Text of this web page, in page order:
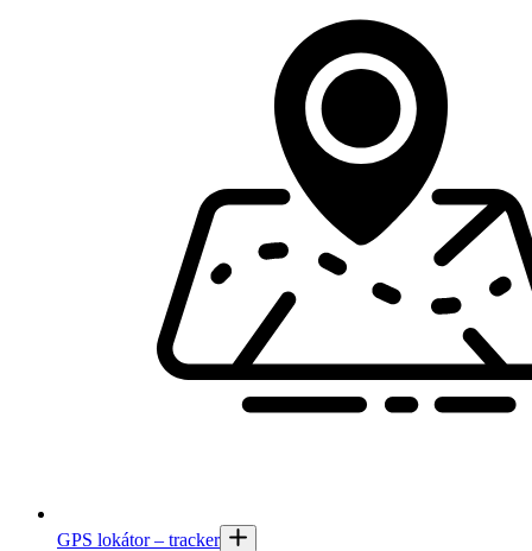
GPS lokátor – tracker